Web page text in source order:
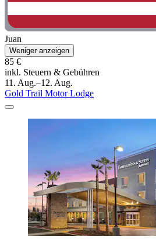
Juan
Weniger anzeigen
85 €
inkl. Steuern & Gebühren
11. Aug.–12. Aug.
Gold Trail Motor Lodge